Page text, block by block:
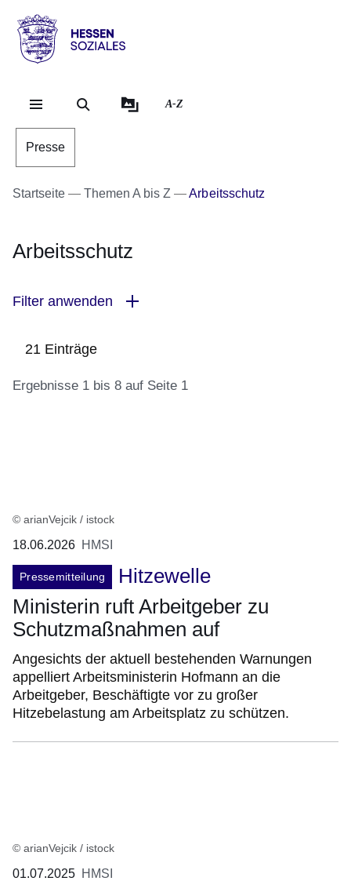
Hessen
Sozial
A-Z
Presse
Startseite Themen A bis Z Arbeitsschutz
Arbeitsschutz
Filter anwenden
21 Einträge
Ergebnisse 1 bis 8 auf Seite 1
8
© arianVejcik / istock
18.06.2026 HMSI
Pressemitteilung
Hitzewelle
Ministerin ruft Arbeitgeber zu
Schutzmaßnahmen auf
Angesichts der aktuell bestehenden Warnungen
appelliert Arbeitsministerin Hofmann an die
Arbeitgeber, Beschäftigte vor zu großer
Hitzebelastung am Arbeitsplatz zu schützen.
© arianVejcik / istock
01.07.2025 HMSI